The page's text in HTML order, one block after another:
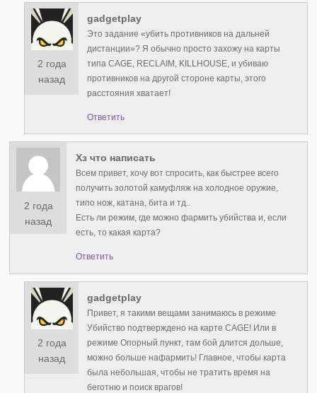
2 года
назад
gadgetplay
Это задание «убить противников на дальней
дистанции»? Я обычно просто захожу на карты
типа CAGE, RECLAIM, KILLHOUSE, и убиваю
противников на другой стороне карты, этого
расстояния хватает!
Ответить
2 года
назад
Хз что написать
Всем привет, хочу вот спросить, как быстрее всего
получить золотой камуфляж на холодное оружие,
типо нож, катана, бита и тд..
Есть ли режим, где можно фармить убийства и, если
есть, то какая карта?
Ответить
2 года
назад
gadgetplay
Привет, я такими вещами занимаюсь в режиме
Убийство подтверждено на карте CAGE! Или в
режиме Опорный пункт, там бой длится дольше,
можно больше нафармить! Главное, чтобы карта
была небольшая, чтобы не тратить время на
беготню и поиск врагов!